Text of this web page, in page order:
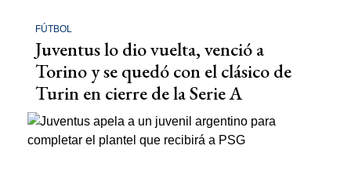
FÚTBOL
Juventus lo dio vuelta, venció a
Torino y se quedó con el clásico de
Turin en cierre de la Serie A